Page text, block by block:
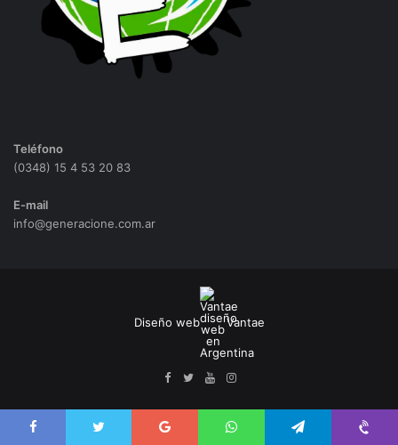
Teléfono
(0348) 15 4 53 20 83
E-mail
info@generacione.com.ar
Diseño web Vantae